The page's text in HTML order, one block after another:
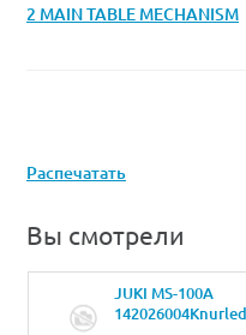
2 MAIN TABLE MECHANISM
Распечатать
Вы смотрели
JUKI MS-100A
142026004Knurled